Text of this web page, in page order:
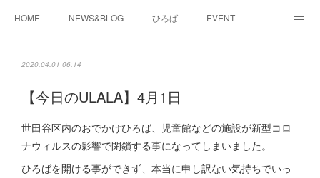
HOME NEWS&BLOG ひろば EVENT
2020.04.01 06:14
【今日のULALA】4月1日
世田谷区内のおでかけひろば、児童館などの施設が新型コロ
ナウィルスの影響で閉鎖する事になってしまいました。
ひろばを開ける事ができず、本当に申し訳ない気持ちでいっ